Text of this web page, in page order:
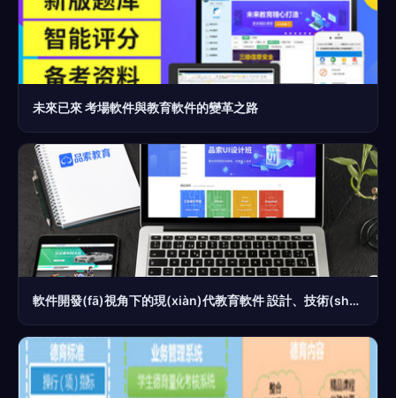
未來已來 考場軟件與教育軟件的變革之路
軟件開發(fā)視角下的現(xiàn)代教育軟件 設計、技術(shù)與發(fā)展趨勢